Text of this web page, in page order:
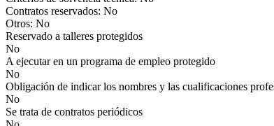
Contratos reservados: No
Otros: No
Reservado a talleres protegidos
No
A ejecutar en un programa de empleo protegido
No
Obligación de indicar los nombres y las cualificaciones
No
Se trata de contratos periódicos